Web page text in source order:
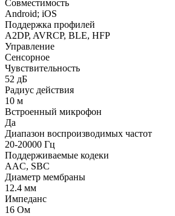
Совместимость
Android; iOS
Поддержка профилей
A2DP, AVRCP, BLE, HFP
Управление
Сенсорное
Чувствительность
52 дБ
Радиус действия
10 м
Встроенный микрофон
Да
Диапазон воспроизводимых частот
20-20000 Гц
Поддерживаемые кодеки
AAC, SBC
Диаметр мембраны
12.4 мм
Импеданс
16 Ом